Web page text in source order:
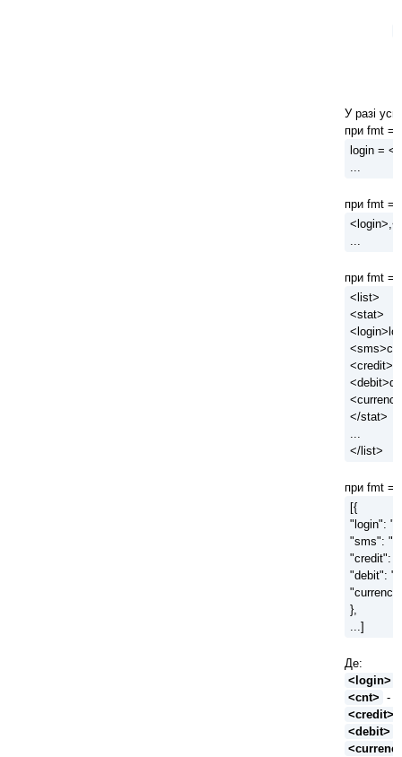
У разі
при fmt =
login =
...
при fmt =
...
при fmt =
<list>
<stat>
</stat>
...
</list>
при fmt =
[{
"login":
"sms":
"credit":
"debit":
},
...]
Де:
<login>
<cnt> -
<credit>
<debit>